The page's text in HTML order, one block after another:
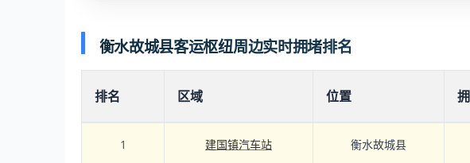
衡水故城县客运枢纽周边实时拥堵排名
排名 区域 位置
1 建国镇汽车站 衡水故城县